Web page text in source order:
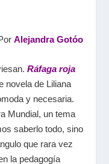
Alejandra Gotóo
Ráfaga roja
novela de Liliana
y necesaria.
Mundial, un tema
saberlo todo, sino
que rara vez
la pedagogía